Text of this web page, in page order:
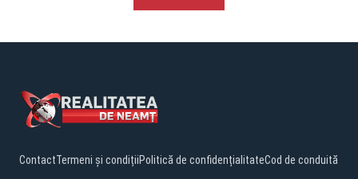
ContactTermeni și condițiiPolitică de confidențialitateCod de conduită